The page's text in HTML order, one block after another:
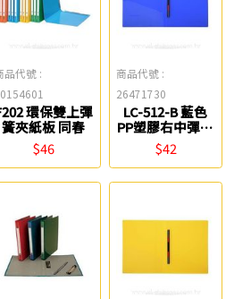
品代號 :
環保雙上彈
簧夾紙板 同春
$46
商品代號 :
26471730
LC-512-B 藍色
PP塑膠右中彈簧
夾 連勤牌
$42